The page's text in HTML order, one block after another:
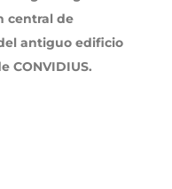
central de
antiguo edificio
CONVIDIUS.